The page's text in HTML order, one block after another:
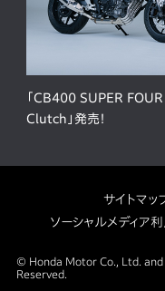
「CB400 SUPER
Clutch」発売！
サイトマッ
ソーシャルメディア
© Honda Motor Co., Ltd.
Reserved.